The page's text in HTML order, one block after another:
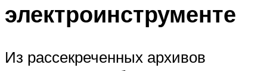
электроинструменте
Из рассекреченных архивов